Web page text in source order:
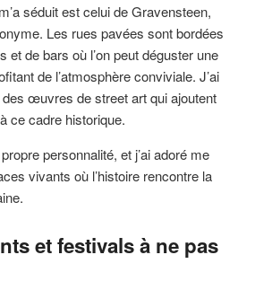
séduit est celui de Gravensteen,
Les rues pavées sont bordées
et de bars où l’on peut déguster une
de l’atmosphère conviviale. J’ai
œuvres de street art qui ajoutent
ce cadre historique.
personnalité, et j’ai adoré me
vivants où l’histoire rencontre la
et festivals à ne pas